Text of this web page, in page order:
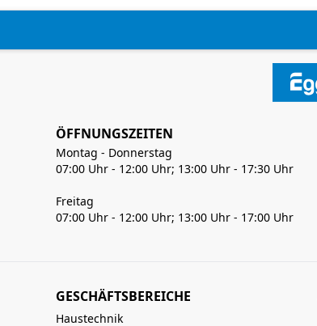
ÖFFNUNGSZEITEN
Montag - Donnerstag
07:00 Uhr - 12:00 Uhr; 13:00 Uhr - 17:30 Uhr
Freitag
07:00 Uhr - 12:00 Uhr; 13:00 Uhr - 17:00 Uhr
GESCHÄFTSBEREICHE
Haustechnik